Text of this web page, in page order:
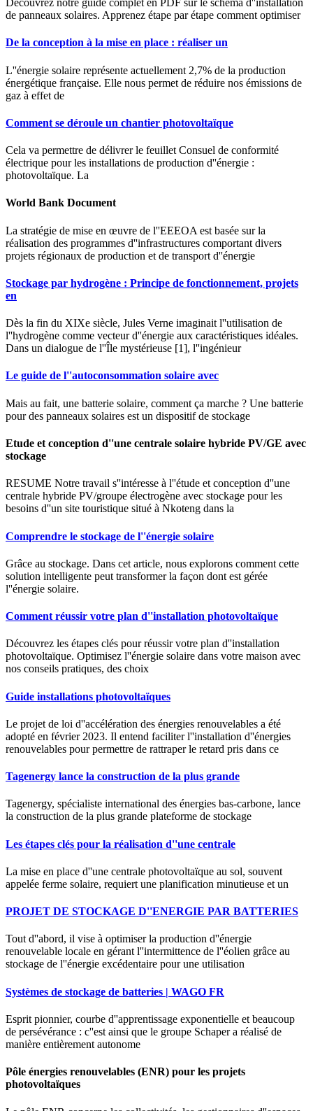
Découvrez notre guide complet en PDF sur le schéma d''installation
de panneaux solaires. Apprenez étape par étape comment optimiser
De la conception à la mise en place : réaliser un
L''énergie solaire représente actuellement 2,7% de la production
énergétique française. Elle nous permet de réduire nos émissions de
gaz à effet de
Comment se déroule un chantier photovoltaïque
Cela va permettre de délivrer le feuillet Consuel de conformité
électrique pour les installations de production d''énergie :
photovoltaïque. La
World Bank Document
La stratégie de mise en œuvre de l''EEEOA est basée sur la
réalisation des programmes d''infrastructures comportant divers
projets régionaux de production et de transport d''énergie
Stockage par hydrogène : Principe de fonctionnement, projets
en
Dès la fin du XIXe siècle, Jules Verne imaginait l''utilisation de
l''hydrogène comme vecteur d''énergie aux caractéristiques idéales.
Dans un dialogue de l''Île mystérieuse [1], l''ingénieur
Le guide de l''autoconsommation solaire avec
Mais au fait, une batterie solaire, comment ça marche ? Une batterie
pour des panneaux solaires est un dispositif de stockage
Etude et conception d''une centrale solaire hybride PV/GE avec
stockage
RESUME Notre travail s''intéresse à l''étude et conception d''une
centrale hybride PV/groupe électrogène avec stockage pour les
besoins d''un site touristique situé à Nkoteng dans la
Comprendre le stockage de l''énergie solaire
Grâce au stockage. Dans cet article, nous explorons comment cette
solution intelligente peut transformer la façon dont est gérée
l''énergie solaire.
Comment réussir votre plan d''installation photovoltaïque
Découvrez les étapes clés pour réussir votre plan d''installation
photovoltaïque. Optimisez l''énergie solaire dans votre maison avec
nos conseils pratiques, des choix
Guide installations photovoltaïques
Le projet de loi d''accélération des énergies renouvelables a été
adopté en février 2023. Il entend faciliter l''installation d''énergies
renouvelables pour permettre de rattraper le retard pris dans ce
Tagenergy lance la construction de la plus grande
Tagenergy, spécialiste international des énergies bas-carbone, lance
la construction de la plus grande plateforme de stockage
Les étapes clés pour la réalisation d''une centrale
La mise en place d''une centrale photovoltaïque au sol, souvent
appelée ferme solaire, requiert une planification minutieuse et un
PROJET DE STOCKAGE D''ENERGIE PAR BATTERIES
Tout d''abord, il vise à optimiser la production d''énergie
renouvelable locale en gérant l''intermittence de l''éolien grâce au
stockage de l''énergie excédentaire pour une utilisation
Systèmes de stockage de batteries | WAGO FR
Esprit pionnier, courbe d''apprentissage exponentielle et beaucoup
de persévérance : c''est ainsi que le groupe Schaper a réalisé de
manière entièrement autonome
Pôle énergies renouvelables (ENR) pour les projets
photovoltaïques